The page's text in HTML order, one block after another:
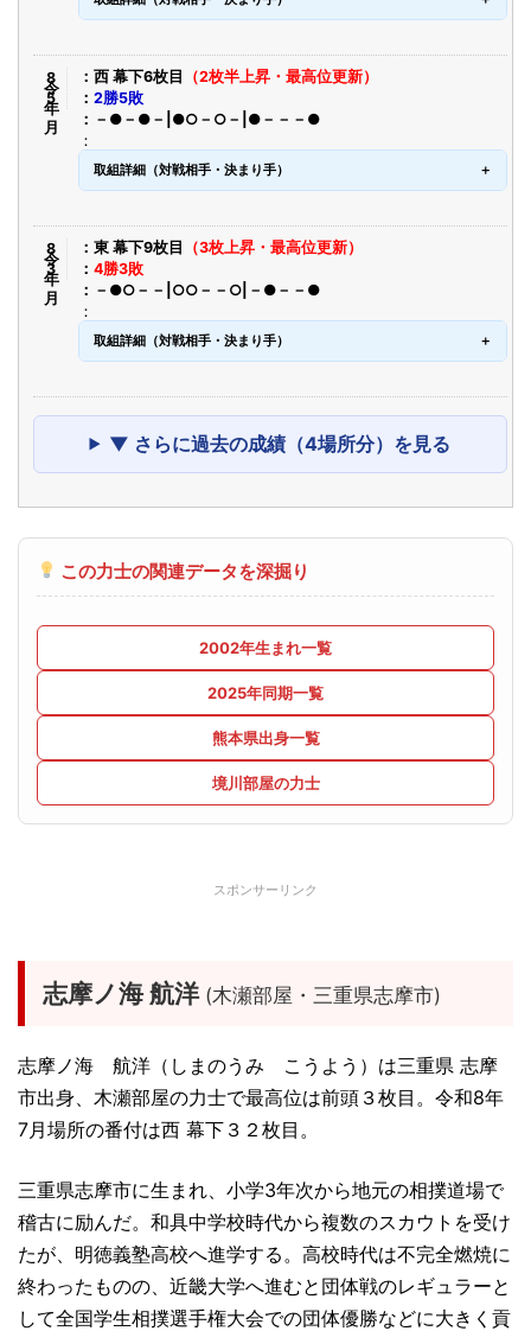
令8年5月 西 幕下6枚目
（2枚半上昇・最高位更新）
2勝5敗
－●－●－|●○－○－|●－－－●
取組詳細（対戦相手・決まり手）
令8年3月 東 幕下9枚目
（3枚上昇・最高位更新）
4勝3敗
－●○－－|○○－－○|－●－－●
取組詳細（対戦相手・決まり手）
▼ さらに過去の成績（4場所分）を見る
この力士の関連データを深掘り
2002年生まれ一覧
2025年同期一覧
熊本県出身一覧
境川部屋の力士
スポンサーリンク
志摩ノ海 航洋 (木瀬部屋・三重県志摩市)
志摩ノ海 航洋（しまのうみ こうよう）は三重県 志摩
市出身、木瀬部屋の力士で最高位は前頭３枚目。令和8年
7月場所の番付は西 幕下３２枚目。
三重県志摩市に生まれ、小学3年次から地元の相撲道場で
稽古に励んだ。和具中学校時代から複数のスカウトを受け
たが、明徳義塾高校へ進学する。高校時代は不完全燃焼に
終わったものの、近畿大学へ進むと団体戦のレギュラーと
して全国学生相撲選手権大会での団体優勝などに大きく貢